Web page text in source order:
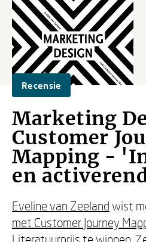
Recensie
Marketing
Customer
Mapping -
en
Eveline van Zeeland wist
met Customer Journey
Literatuurprijs te winnen.